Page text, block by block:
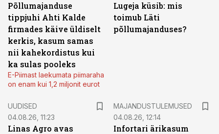
Põllumajanduse
tippjuhi Ahti Kalde
firmades käive üldiselt
kerkis, kasum samas
nii kahekordistus kui
ka sulas pooleks
E-Piimast laekumata piimaraha
on enam kui 1,2 miljonit eurot
Lugeja küsib: mis
toimub Läti
põllumajanduses?
UUDISED
04.08.26, 11:23
Linas Agro avas
MAJANDUSTULEMUSED
04.08.26, 12:14
Infortari ärikasum